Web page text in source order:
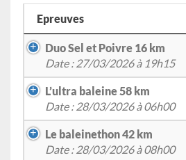
Epreuves
Duo Sel et Poivre 16 km
Date : 27/03/2026 à 19h15
L’ultra baleine 58 km
Date : 28/03/2026 à 06h00
Le baleinethon 42 km
Date : 28/03/2026 à 08h00